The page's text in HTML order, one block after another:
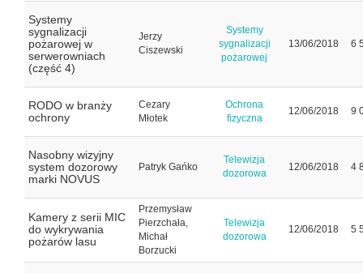
Systemy
sygnalizacji
pożarowej w
serwerowniach
(część 4)
Jerzy
Ciszewski
Systemy
sygnalizacji
pożarowej
13/06/2018 6
RODO w branży
ochrony
Cezary
Młotek
Ochrona
fizyczna
12/06/2018 9
Nasobny wizyjny
system dozorowy
marki NOVUS
Patryk Gańko
Telewizja
dozorowa
12/06/2018 4
Kamery z serii MIC
do wykrywania
pożarów lasu
Przemysław
Pierzchała,
Michał
Borzucki
Telewizja
dozorowa
12/06/2018 5